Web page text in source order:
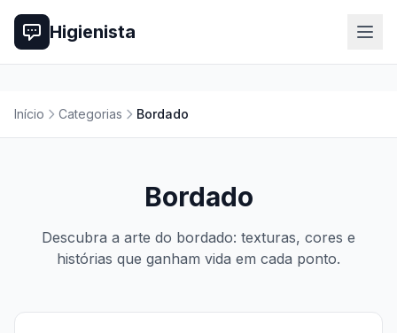
Higienista
Início Categorias Bordado
Bordado
Descubra a arte do bordado: texturas, cores e
histórias que ganham vida em cada ponto.